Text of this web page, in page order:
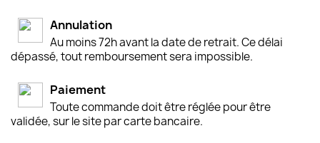
Annulation
Au moins 72h avant la date de retrait. Ce délai
dépassé, tout remboursement sera impossible.
Paiement
Toute commande doit être réglée pour être
validée, sur le site par carte bancaire.